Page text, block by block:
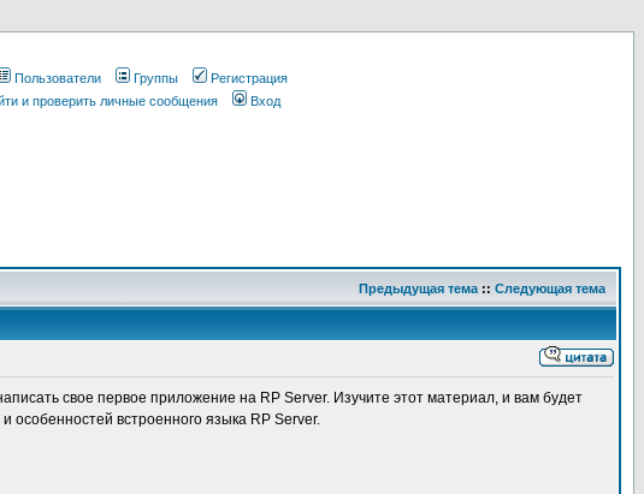
Пользователи Группы
Регистрация
и проверить личные сообщения Вход
Предыдущая тема :: Следующая тема
свое первое приложение на RP Server. Изучите этот материал, и вам будет
особенностей встроенного языка RP Server.